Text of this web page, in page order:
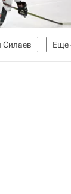
Еще
Силаев